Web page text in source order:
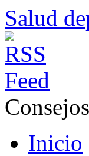
Salud
Inicio